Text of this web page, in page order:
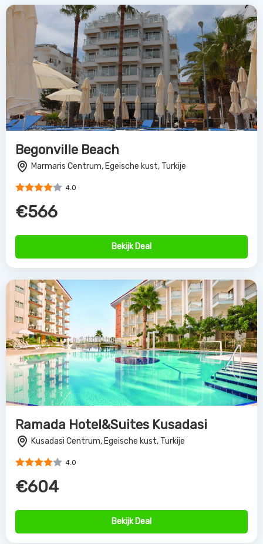
Begonville Beach
Marmaris Centrum, Egeische kust, Turkije
4.0
€566
Bekijk Deal
Ramada Hotel&Suites Kusadasi
Kusadasi Centrum, Egeische kust, Turkije
4.0
€604
Bekijk Deal